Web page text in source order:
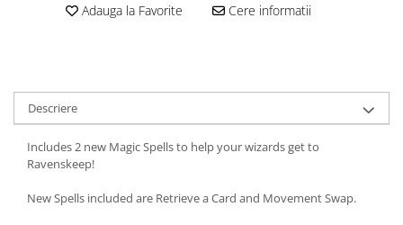
Adauga la Favorite Cere informatii
Descriere
Includes 2 new Magic Spells to help your wizards get to
Ravenskeep!
New Spells included are Retrieve a Card and Movement Swap.